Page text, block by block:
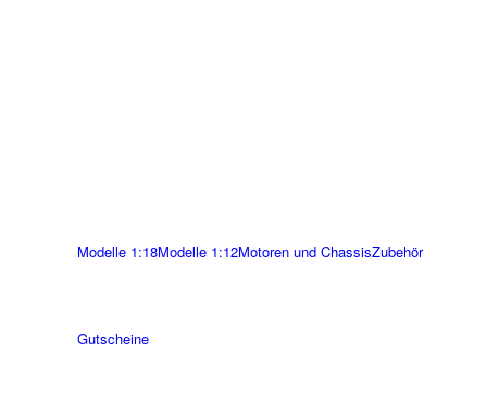
Modelle 1:18Modelle 1:12Motoren und ChassisZubehör
Gutscheine